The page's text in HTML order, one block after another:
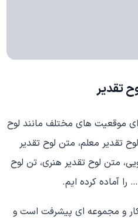
تقدیر
موقعیت های مختلف مانند لوح
تقدیر معلم، متن لوح تقدیر
متن لوح تقدیر هنری، تن لوح
را آماده کرده ایم.
و مجموعه ای پیشرفت است و